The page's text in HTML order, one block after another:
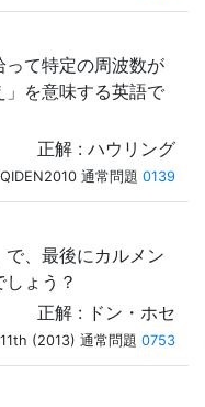
って特定の周波数が
を意味する英語で
正解 : ハウリング
通常問題 0139
、最後にカルメン
ょう？
正解 : ドン・ホセ
(2013) 通常問題 0753